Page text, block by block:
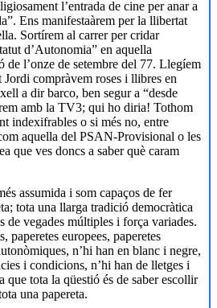
l’entrada de cine per anar a
Ens manifestaàrem per la llibertat
Sortírem al carrer per cridar
d’Autonomia” en aquella
de l’onze de setembre del 77. Llegíem
compràvem roses i llibres en
a dir barco, ben segur a “desde
amb la TV3; qui ho diria! Tothom
indexifrables o si més no, entre
aquella del PSAN-Provisional o les
que ves doncs a saber què caram
assumida i som capaços de fer
tota una llarga tradició democràtica
de vegades múltiples i força variades.
paperetes europees, paperetes
n’hi han en blanc i negre,
i condicions, n’hi han de lletges i
que tota la qüestió és de saber escollir
una papereta.